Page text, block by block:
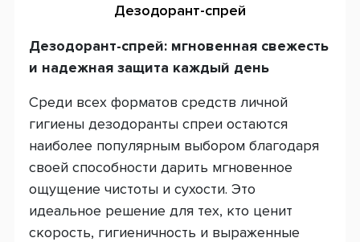
Дезодорант-спрей
Дезодорант-спрей: мгновенная свежесть
и надежная защита каждый день
Среди всех форматов средств личной
гигиены дезодоранты спреи остаются
наиболее популярным выбором благодаря
своей способности дарить мгновенное
ощущение чистоты и сухости. Это
идеальное решение для тех, кто ценит
скорость, гигиеничность и выраженные